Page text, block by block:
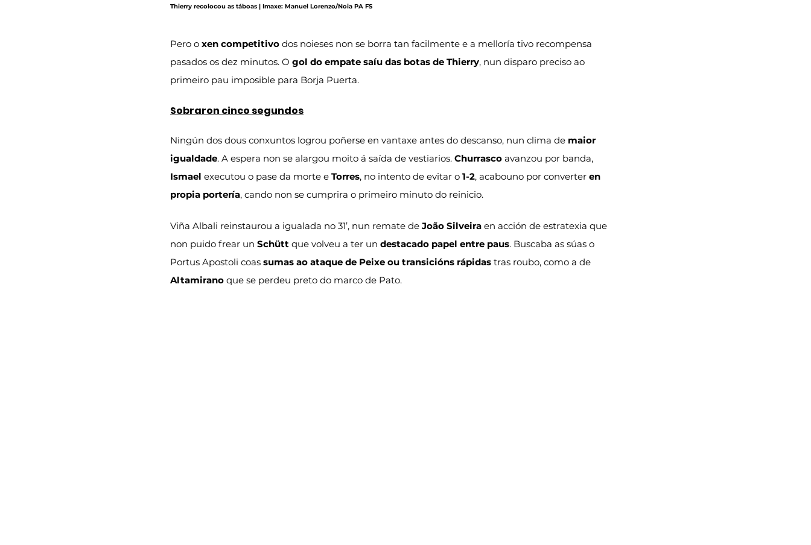
Thierry recolocou as táboas | Imaxe: Manuel Lorenzo/Noia PA FS
Pero o xen competitivo dos noieses non se borra tan facilmente e a melloría tivo recompensa
pasados os dez minutos. O gol do empate saíu das botas de Thierry, nun disparo preciso ao
primeiro pau imposible para Borja Puerta.
Sobraron cinco segundos
Ningún dos dous conxuntos logrou poñerse en vantaxe antes do descanso, nun clima de maior
igualdade. A espera non se alargou moito á saída de vestiarios. Churrasco avanzou por banda,
Ismael executou o pase da morte e Torres, no intento de evitar o 1-2, acabouno por converter en
propia portería, cando non se cumprira o primeiro minuto do reinicio.
Viña Albali reinstaurou a igualada no 31’, nun remate de João Silveira en acción de estratexia que
non puido frear un Schütt que volveu a ter un destacado papel entre paus. Buscaba as súas o
Portus Apostoli coas sumas ao ataque de Peixe ou transicións rápidas tras roubo, como a de
Altamirano que se perdeu preto do marco de Pato.